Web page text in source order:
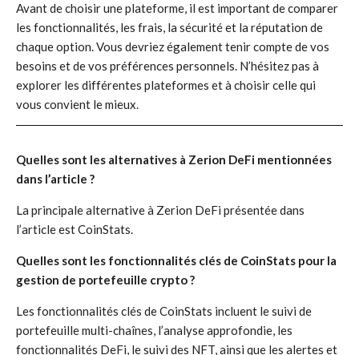
Avant de choisir une plateforme, il est important de comparer
les fonctionnalités, les frais, la sécurité et la réputation de
chaque option. Vous devriez également tenir compte de vos
besoins et de vos préférences personnels. N’hésitez pas à
explorer les différentes plateformes et à choisir celle qui
vous convient le mieux.
Quelles sont les alternatives à Zerion DeFi mentionnées
dans l’article ?
La principale alternative à Zerion DeFi présentée dans
l’article est CoinStats.
Quelles sont les fonctionnalités clés de CoinStats pour la
gestion de portefeuille crypto ?
Les fonctionnalités clés de CoinStats incluent le suivi de
portefeuille multi-chaînes, l’analyse approfondie, les
fonctionnalités DeFi, le suivi des NFT, ainsi que les alertes et